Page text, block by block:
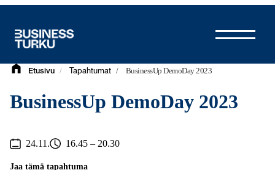
Etusivu / Tapahtumat / BusinessUp DemoDay 2023
BusinessUp DemoDay 2023
24.11. 16.45 – 20.30
Jaa tämä tapahtuma